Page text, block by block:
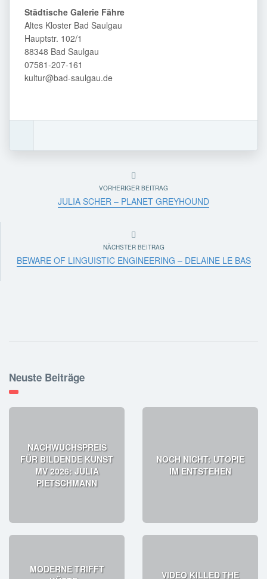
Städtische Galerie Fähre
Altes Kloster Bad Saulgau
Hauptstr. 102/1
88348 Bad Saulgau
07581-207-161
kultur@bad-saulgau.de
VORHERIGER BEITRAG
JULIA SCHER – PLANET GREYHOUND
NÄCHSTER BEITRAG
BEWARE OF LINGUISTIC ENGINEERING – DELAINE LE BAS
Neuste Beiträge
NACHWUCHSPREIS
FÜR BILDENDE KUNST
MV 2026: JULIA
PIETSCHMANN
NOCH NICHT: UTOPIE
IM ENTSTEHEN
MODERNE TRIFFT
VIDEO KILLED THE